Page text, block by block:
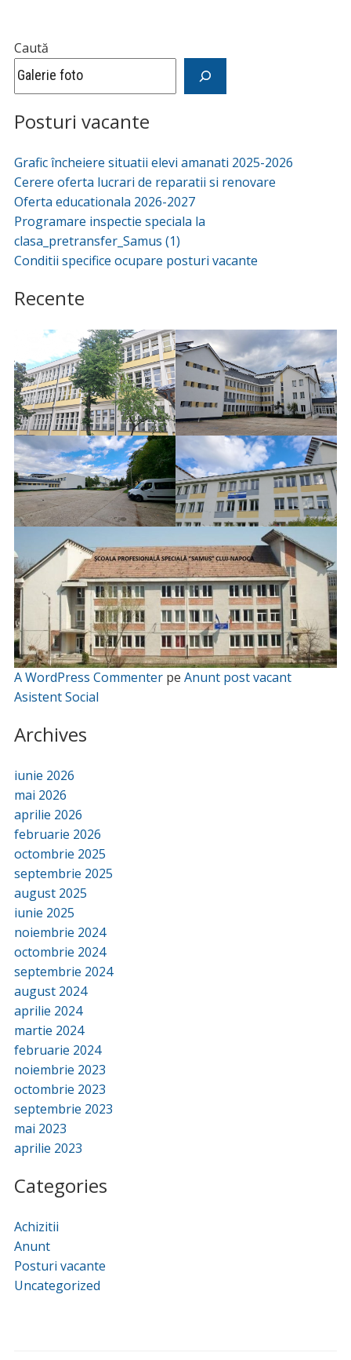
Caută
Posturi vacante
Grafic încheiere situatii elevi amanati 2025-2026
Cerere oferta lucrari de reparatii si renovare
Oferta educationala 2026-2027
Programare inspectie speciala la
clasa_pretransfer_Samus (1)
Conditii specifice ocupare posturi vacante
Recente
A WordPress Commenterpe Anunt post vacant
Asistent Social
Archives
iunie 2026
mai 2026
aprilie 2026
februarie 2026
octombrie 2025
septembrie 2025
august 2025
iunie 2025
noiembrie 2024
octombrie 2024
septembrie 2024
august 2024
aprilie 2024
martie 2024
februarie 2024
noiembrie 2023
octombrie 2023
septembrie 2023
mai 2023
aprilie 2023
Categories
Achizitii
Anunt
Posturi vacante
Uncategorized